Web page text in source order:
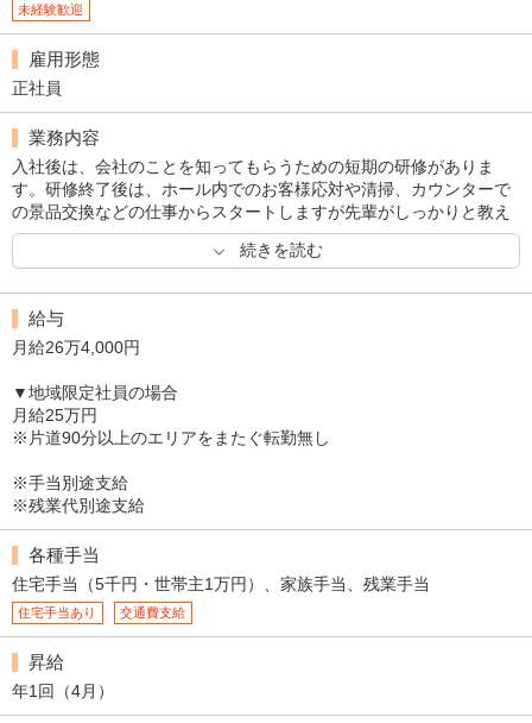
未経験歓迎
雇用形態
正社員
業務内容
入社後は、会社のことを知ってもらうための短期の研修がありま
す。研修終了後は、ホール内でのお客様応対や清掃、カウンターで
の景品交換などの仕事からスタートしますが先輩がしっかりと教え
てくれるので安心してください。第一プラザは若手社員をメインと
して企画を行っていますので、店内の装飾や地域の交流イベントを
続きを読む
給与
月給26万4,000円
▼地域限定社員の場合
月給25万円
※片道90分以上のエリアをまたぐ転勤無し
※手当別途支給
※残業代別途支給
各種手当
住宅手当（5千円・世帯主1万円）、家族手当、残業手当
住宅手当あり 交通費支給
昇給
年1回（4月）